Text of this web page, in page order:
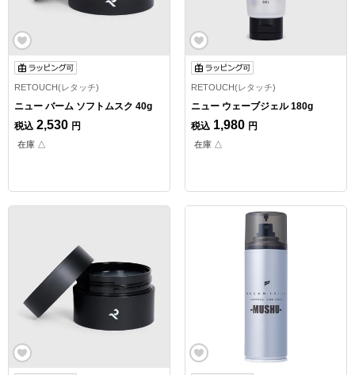
RETOUCH(レタッチ)
ニュー バーム ソフトムスク 40g
税込 2,530 円
在庫 △
RETOUCH(レタッチ)
ニュー ウェーブジェル 180g
税込 1,980 円
在庫 △